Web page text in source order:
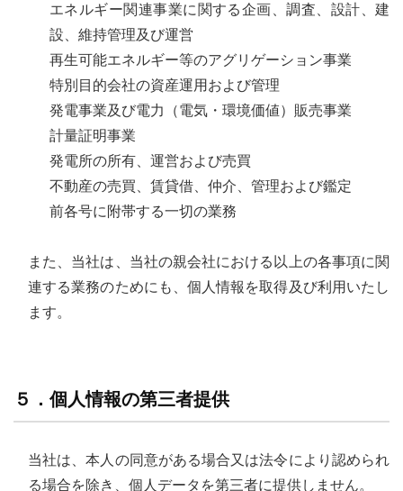
エネルギー関連事業に関する企画、調査、設計、建
設、維持管理及び運営
再生可能エネルギー等のアグリゲーション事業
特別目的会社の資産運用および管理
発電事業及び電力（電気・環境価値）販売事業
計量証明事業
発電所の所有、運営および売買
不動産の売買、賃貸借、仲介、管理および鑑定
前各号に附帯する一切の業務
また、当社は、当社の親会社における以上の各事項に関
連する業務のためにも、個人情報を取得及び利用いたし
ます。
５．個人情報の第三者提供
当社は、本人の同意がある場合又は法令により認められ
る場合を除き、個人データを第三者に提供しません。